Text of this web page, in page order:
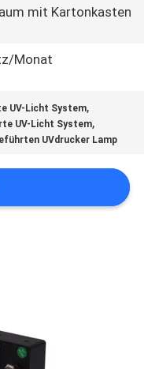
mit Kartonkasten
Monat
UV-Licht System,
UV-Licht System,
UVdrucker Lamp